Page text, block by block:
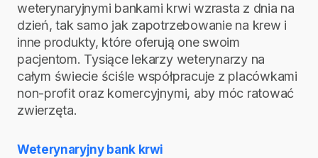
weterynaryjnymi bankami krwi wzrasta z dnia na
dzień, tak samo jak zapotrzebowanie na krew i
inne produkty, które oferują one swoim
pacjentom. Tysiące lekarzy weterynarzy na
całym świecie ściśle współpracuje z placówkami
non-profit oraz komercyjnymi, aby móc ratować
zwierzęta.
Weterynaryjny bank krwi